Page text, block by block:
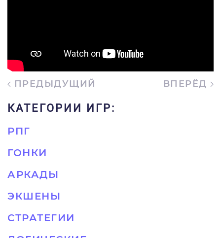
ПРЕДЫДУЩИЙ ВПЕРЁД
КАТЕГОРИИ ИГР:
РПГ
ГОНКИ
АРКАДЫ
ЭКШЕНЫ
СТРАТЕГИИ